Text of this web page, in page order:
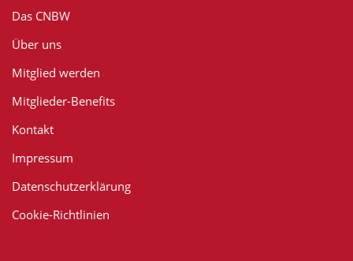
Das CNBW
Über uns
Mitglied werden
Mitglieder-Benefits
Kontakt
Impressum
Datenschutzerklärung
Cookie-Richtlinien